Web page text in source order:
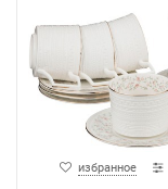
избранное